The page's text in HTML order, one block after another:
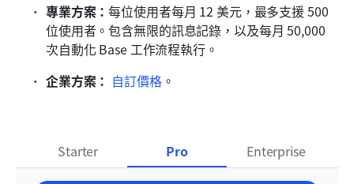
專業方案：每位使用者每月 12 美元，最多支援 500
位使用者。包含無限的訊息記錄，以及每月 50,000
次自動化 Base 工作流程執行。
企業方案： 自訂價格。
Starter Pro Enterprise